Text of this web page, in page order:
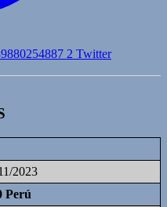
2 Twitter
2023
Perú